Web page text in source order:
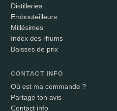
Distilleries
Embouteilleurs
Millésimes
Index des rhums
Baisses de prix
CONTACT INFO
Où est ma commande ?
Partage ton avis
Contact info